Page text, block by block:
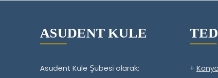
ASUDENT KULE
Asudent Kule Şubesi olarak;
+